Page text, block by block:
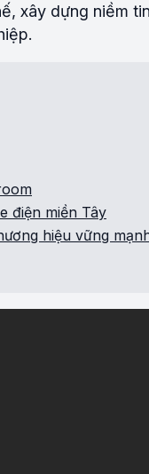
xây dựng niềm
điện miền Tây
hiệu vững